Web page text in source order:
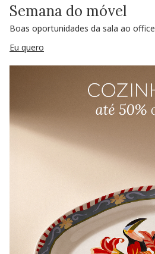
Semana do móvel
Boas oportunidades da sala ao office
Eu quero